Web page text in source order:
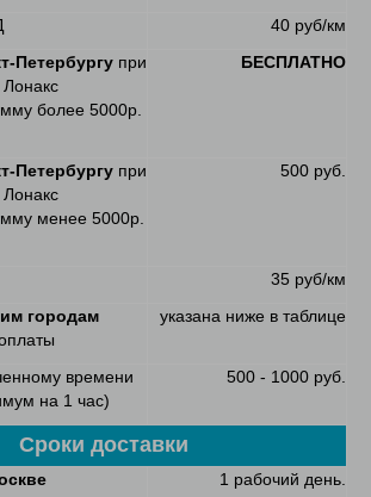
40 руб/км
Петербургу при
Лонакс
более 5000р.
БЕСПЛАТНО
Петербургу при
Лонакс
менее 5000р.
500 руб.
35 руб/км
городам
указана ниже в таблице
времени
на 1 час)
500 - 1000 руб.
Сроки доставки
1 рабочий день.